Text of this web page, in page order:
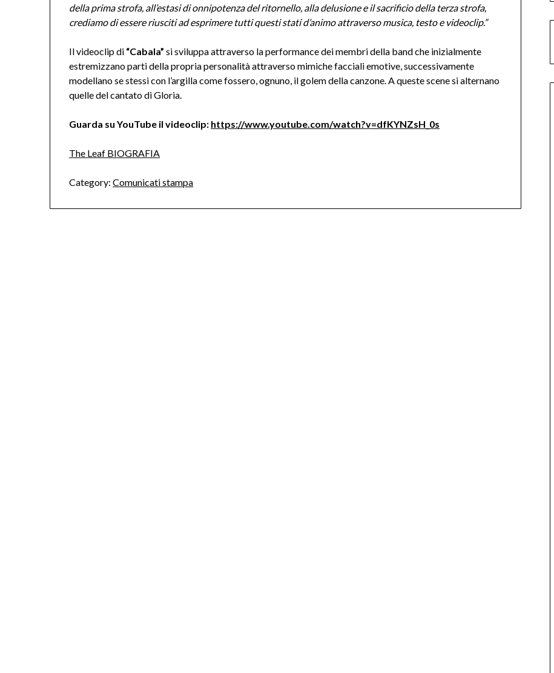
della prima strofa, all’estasi di onnipotenza del ritornello, alla delusione e il sacrificio della terza strofa,
crediamo di essere riusciti ad esprimere tutti questi stati d’animo attraverso musica, testo e videoclip.”
Il videoclip di “Cabala” si sviluppa attraverso la performance dei membri della band che inizialmente
estremizzano parti della propria personalità attraverso mimiche facciali emotive, successivamente
modellano se stessi con l’argilla come fossero, ognuno, il golem della canzone. A queste scene si alternano
quelle del cantato di Gloria.
Guarda su YouTube il videoclip: https://www.youtube.com/watch?v=dfKYNZsH_0s
The Leaf BIOGRAFIA
Category: Comunicati stampa